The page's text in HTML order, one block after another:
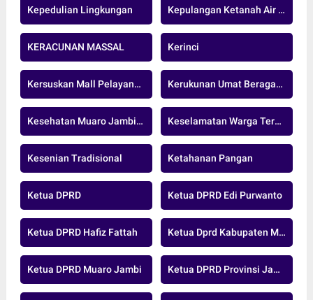
Kepedulian Lingkungan Kepulangan Ketanah Air Indonesia
KERACUNAN MASSAL Kerinci
Kersuskan Mall Pelayanan Publik Kerukunan Umat Beragama
Kesehatan Muaro Jambi.nasional Keselamatan Warga Terancam
Kesenian Tradisional Ketahanan Pangan
Ketua DPRD Ketua DPRD Edi Purwanto
Ketua DPRD Hafiz Fattah Ketua Dprd Kabupaten Muaro Jambi
Ketua DPRD Muaro Jambi Ketua DPRD Provinsi Jambi